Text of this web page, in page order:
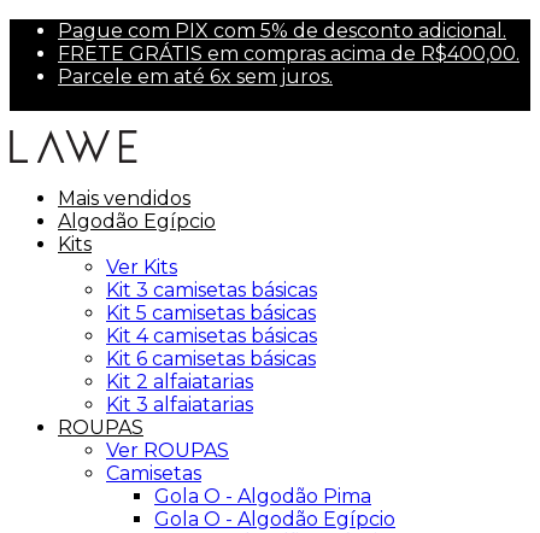
Pague com PIX com 5% de desconto adicional.
FRETE GRÁTIS em compras acima de R$400,00.
Parcele em até 6x sem juros.
Mais vendidos
Algodão Egípcio
Kits
Ver Kits
Kit 3 camisetas básicas
Kit 5 camisetas básicas
Kit 4 camisetas básicas
Kit 6 camisetas básicas
Kit 2 alfaiatarias
Kit 3 alfaiatarias
ROUPAS
Ver ROUPAS
Camisetas
Gola O - Algodão Pima
Gola O - Algodão Egípcio